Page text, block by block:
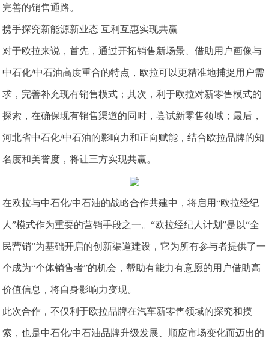
完善的销售通路。
携手探究新能源新业态 互利互惠实现共赢
对于欧拉来说，首先，通过开拓销售新场景、借助用户画像与
中石化/中石油高度重合的特点，欧拉可以更精准地捕捉用户需
求，完善补充现有销售模式；其次，利于欧拉对新零售模式的
探索，在确保现有销售渠道的同时，尝试新零售领域；最后，
河北省中石化/中石油的影响力和正向赋能，结合欧拉品牌的知
名度和美誉度，将让三方实现共赢。
在欧拉与中石化/中石油的战略合作共建中，将启用“欧拉经纪
人”模式作为重要的营销手段之一。“欧拉经纪人计划”是以“全
民营销”为基础开启的创新渠道建设，它为所有参与者提供了一
个成为“个体销售者”的机会，帮助有能力有意愿的用户借助高
价值信息，将自身影响力变现。
此次合作，不仅利于欧拉品牌在汽车新零售领域的探究和摸
索，也是中石化/中石油品牌升级发展、顺应市场变化而迈出的